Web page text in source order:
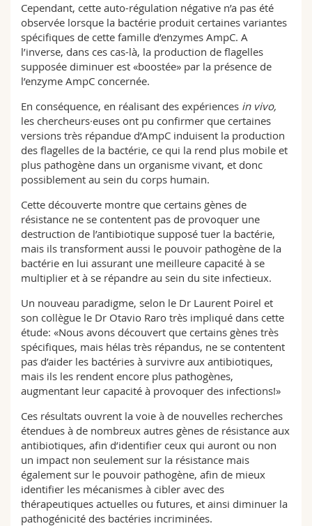
Cependant, cette auto-régulation négative n’a pas été
observée lorsque la bactérie produit certaines variantes
spécifiques de cette famille d’enzymes AmpC. A
l’inverse, dans ces cas-là, la production de flagelles
supposée diminuer est «boostée» par la présence de
l’enzyme AmpC concernée.
En conséquence, en réalisant des expériences in vivo,
les chercheurs·euses ont pu confirmer que certaines
versions très répandue d’AmpC induisent la production
des flagelles de la bactérie, ce qui la rend plus mobile et
plus pathogène dans un organisme vivant, et donc
possiblement au sein du corps humain.
Cette découverte montre que certains gènes de
résistance ne se contentent pas de provoquer une
destruction de l’antibiotique supposé tuer la bactérie,
mais ils transforment aussi le pouvoir pathogène de la
bactérie en lui assurant une meilleure capacité à se
multiplier et à se répandre au sein du site infectieux.
Un nouveau paradigme, selon le Dr Laurent Poirel et
son collègue le Dr Otavio Raro très impliqué dans cette
étude: «Nous avons découvert que certains gènes très
spécifiques, mais hélas très répandus, ne se contentent
pas d’aider les bactéries à survivre aux antibiotiques,
mais ils les rendent encore plus pathogènes,
augmentant leur capacité à provoquer des infections!»
Ces résultats ouvrent la voie à de nouvelles recherches
étendues à de nombreux autres gènes de résistance aux
antibiotiques, afin d’identifier ceux qui auront ou non
un impact non seulement sur la résistance mais
également sur le pouvoir pathogène, afin de mieux
identifier les mécanismes à cibler avec des
thérapeutiques actuelles ou futures, et ainsi diminuer la
pathogénicité des bactéries incriminées.